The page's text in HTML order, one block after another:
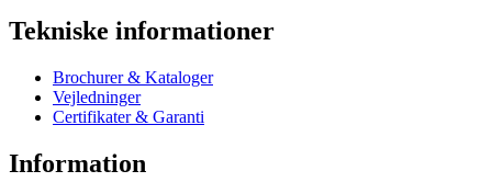
Tekniske informationer
Brochurer & Kataloger
Vejledninger
Certifikater & Garanti
Information